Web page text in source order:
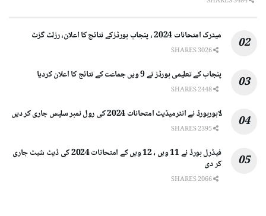
میٹرک امتحانات 2024 ، پنجاب بورڈزکے نتائج کا اعلان، رزلٹ گزٹ
پنجاب کے تعلیمی بورڈز نے 9 ویں جماعت کے نتائج کا اعلان کردیا
لاہوربورڈ نے انٹرمیڈیٹ امتحانات 2024 کی رول نمبر سلپس جاری کر دیں
فیڈرل بورڈ نے 11 ویں ، 12 ویں کے امتحانات 2024 کی ڈیٹ شیٹ جاری
کر دی